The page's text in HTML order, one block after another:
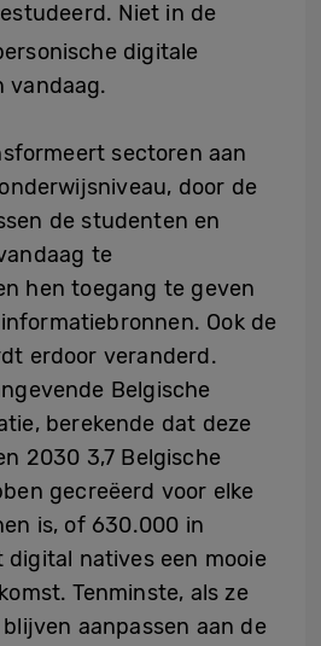
Niet in de
digitale
vandaag.
sectoren aan
door de
de studenten en
te
hen toegang te geven
Ook de
erdoor veranderd.
Belgische
berekende dat deze
2030 3,7 Belgische
gecreëerd voor elke
is, of 630.000 in
digital natives een mooie
Tenminste, als ze
aanpassen aan de